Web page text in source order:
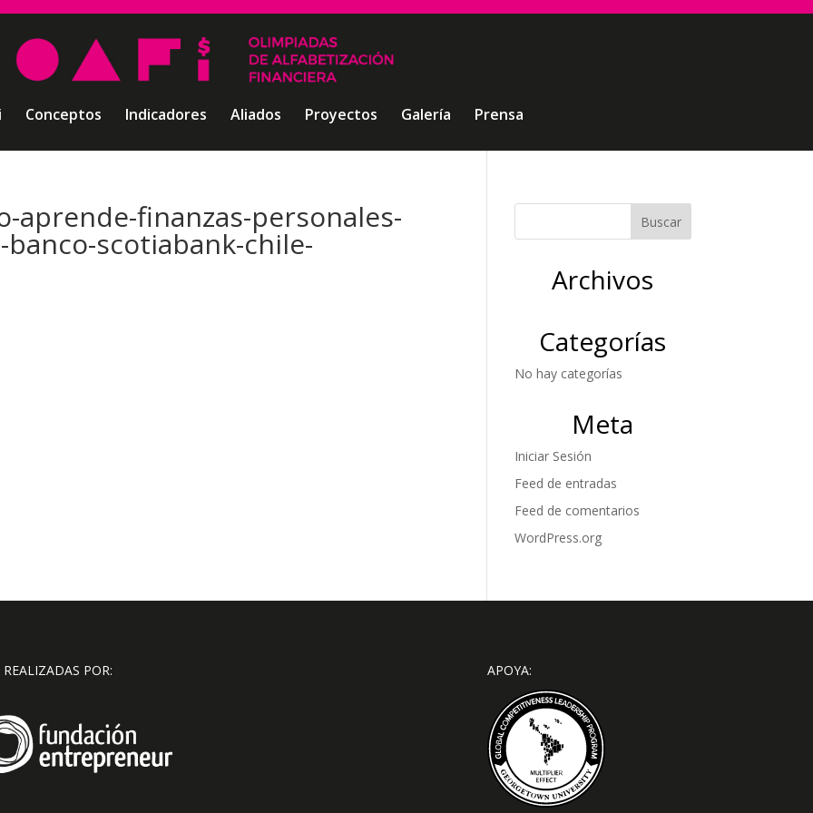
Conceptos Indicadores Aliados Proyectos Galería Prensa
finanzas-personales-
scotiabank-chile-
Archivos
Categorías
No hay categorías
Meta
Iniciar Sesión
Feed de entradas
Feed de comentarios
WordPress.org
POR: APOYA: